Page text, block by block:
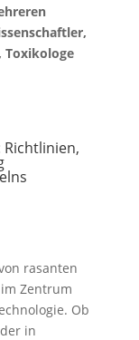
Toxikologe
rasanten
Zentrum
Ob
in